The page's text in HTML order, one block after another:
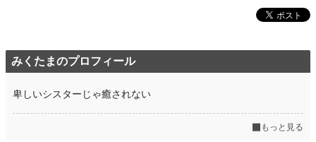
みくたまのプロフィール
卑しいシスターじゃ癒されない
もっと見る